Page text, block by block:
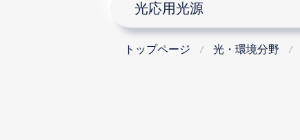
光応用光源
トップページ 光・環境分野